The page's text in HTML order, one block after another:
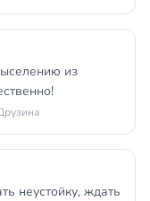
из
неустойку, ждать